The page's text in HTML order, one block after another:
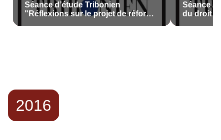
Séance d’étude Tribonien
"Réflexions sur le projet de réforme
Séance
du droit
2016